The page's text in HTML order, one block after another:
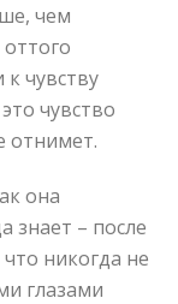
чем
к чувству
чувство
отнимет.
она
знает – после
никогда не
глазами